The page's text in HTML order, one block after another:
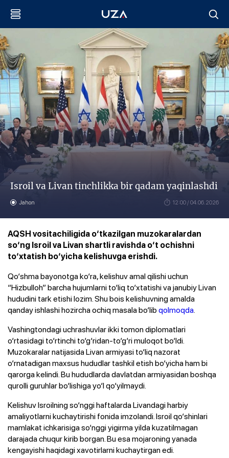
Isroil va Livan tinchlikka bir qadam yaqinlashdi
Jahon 12:00 / 04.06.2026
AQSH vositachiligida o‘tkazilgan muzokaralardan
so‘ng Isroil va Livan shartli ravishda o‘t ochishni
to‘xtatish bo‘yicha kelishuvga erishdi.
Qo‘shma bayonotga ko‘ra, kelishuv amal qilishi uchun
“Hizbulloh” barcha hujumlarni to‘liq to‘xtatishi va janubiy Livan
hududini tark etishi lozim. Shu bois kelishuvning amalda
qanday ishlashi hozircha ochiq masala bo‘libqolmoqda.
Vashingtondagi uchrashuvlar ikki tomon diplomatlari
o‘rtasidagi to‘rtinchi to‘g‘ridan-to‘g‘ri muloqot bo‘ldi.
Muzokaralar natijasida Livan armiyasi to‘liq nazorat
o‘rnatadigan maxsus hududlar tashkil etish bo‘yicha ham bi
qarorga kelindi. Bu hududlarda davlatdan armiyasidan boshqa
qurolli guruhlar bo‘lishiga yo‘l qo‘yilmaydi.
Kelishuv Isroilning so‘nggi haftalarda Livandagi harbiy
amaliyotlarni kuchaytirishi fonida imzolandi. Isroil qo‘shinlari
mamlakat ichkarisiga so‘nggi yigirma yilda kuzatilmagan
darajada chuqur kirib borgan. Bu esa mojaroning yanada
kengayishi haqidagi xavotirlarni kuchaytirgan edi.